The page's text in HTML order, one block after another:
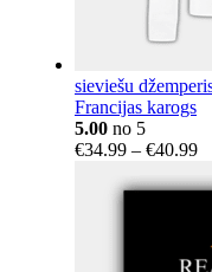
sieviešu
Francijas karogs
5.00 no 5
€34.99 – €40.99